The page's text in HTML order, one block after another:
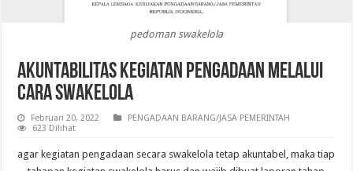
pedoman swakelola
Akuntabilitas Kegiatan Pengadaan Melalui
Cara Swakelola
Februari 20, 2022
PENGADAAN BARANG/JASA PEMERINTAH
623 Dilihat
agar kegiatan pengadaan secara swakelola tetap akuntabel, maka tiap